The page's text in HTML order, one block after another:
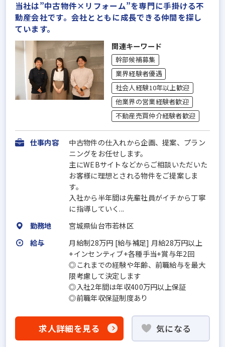
当社は”中古物件×リフォーム”を専門に手掛ける不
動産会社です。会社とともに成長できる仲間を探し
ています。
関連キーワード
幹部候補募集
業界経験者優遇
社会人経験10年以上歓迎
他業界の営業経験者歓迎
不動産売買仲介経験者歓迎
仕事内容
中古物件の仕入れから企画、提案、プラン
ニングをお任せします。
主にWEBサイトなどからご相談いただいた
お客様に理想とされる物件をご提案しま
す。
入社から半年間は先輩社員がイチから丁寧
に指導していく...
勤務地
宮城県仙台市若林区
給与
月給制28万円 [給与補足] 月給28万円以上
+インセンティブ+各種手当+賞与年2回
◎これまでの経験や年齢、前職給与を最大
限考慮して決定します
◎入社2年間は年収400万円以上保証
◎前職年収保証制度あり
求人詳細を見る 気になる